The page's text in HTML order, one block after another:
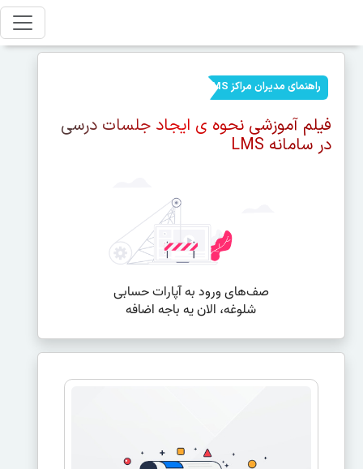
راهنمای مدیران مراکز LMS
فیلم آموزشی نحوه ی ایجاد جلسات درسی
در سامانه LMS